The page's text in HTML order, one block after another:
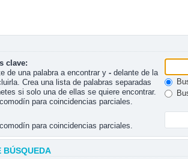
clave:
de una palabra a encontrar y - delante de la
Crea una lista de palabras separadas
si solo una de ellas se quiere encontrar.
para coincidencias parciales.
para coincidencias parciales.
BÚSQUEDA